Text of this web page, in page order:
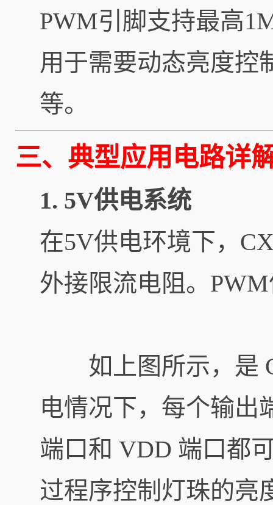
PWM引脚支持最高
用于需要动态亮度控
等。
三、典型应用电路详
1. 5V供电系统
在5V供电环境下，
外接限流电阻。
如上图所示，是
电情况下，每个输出
端口和 VDD 端口都
过程序控制灯珠的亮